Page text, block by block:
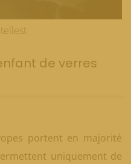
de verres
portent en majorité
uniquement de